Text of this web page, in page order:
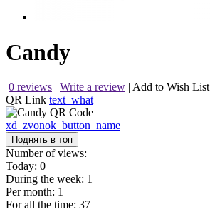
Candy
0 reviews | Write a review | Add to Wish List
QR Link text_what
xd_zvonok_button_name
Поднять в топ
Number of views:
Today: 0
During the week: 1
Per month: 1
For all the time: 37